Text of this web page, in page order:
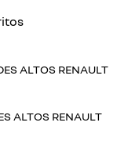
ALTOS RENAULT